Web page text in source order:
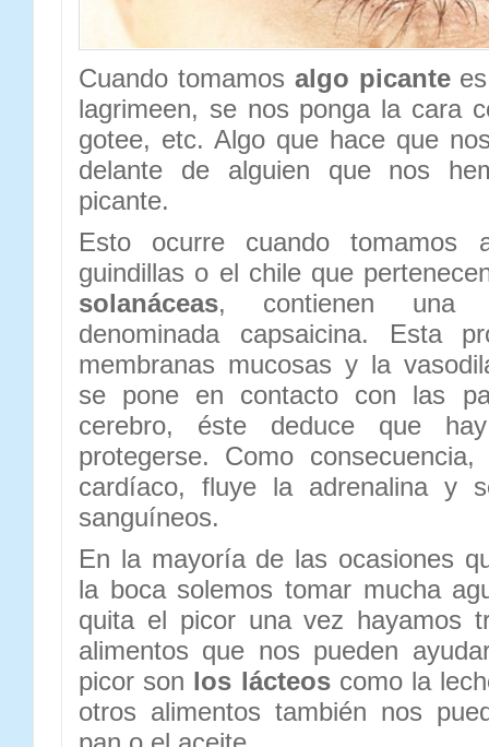
Cuando tomamos algo picantees
lagrimeen, se nos ponga la cara
gotee, etc. Algo que hace que
delante de alguien que nos
picante.
Esto ocurre cuando tomamos
guindillas o el chile que
solanáceas, contienen una
denominada capsaicina. Esta
membranas mucosas y la
se pone en contacto con las
cerebro, éste deduce que
protegerse. Como
cardíaco, fluye la adrenalina y
sanguíneos.
En la mayoría de las ocasiones
la boca solemos tomar mucha
quita el picor una vez hayamos
alimentos que nos pueden
picor son los lácteoscomo la
otros alimentos también nos